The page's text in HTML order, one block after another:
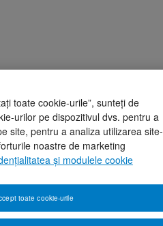
toate cookie-urile”, sunteți de
urilor pe dispozitivul dvs. pentru a
site, pentru a analiza utilizarea site-
noastre de marketing
și modulele cookie
toate cookie-urile